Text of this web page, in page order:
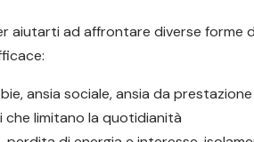
aiutarti ad affrontare diverse forme
ansia sociale, ansia da prestazione
che limitano la quotidianità